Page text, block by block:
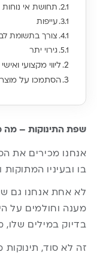
תחושת אי נוחות
עייפות
צורך בתשומת
גירוי יתר
ליווי מקצועי
הסתמכו על
שפת התינוקות – מה
אנחנו מכירים את
בו ובעיניו
לא אחת אנחנו גם
מענה וחולמים על
בדיוק במילים שלו,
זה לא סוד,